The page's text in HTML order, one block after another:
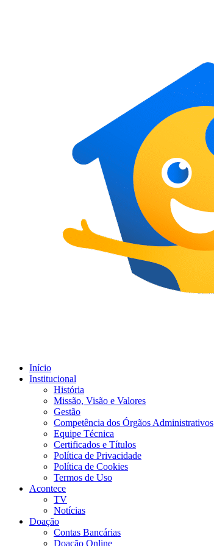
Início
Institucional
História
Missão, Visão e Valores
Gestão
Competência dos Órgãos Administrativos
Equipe Técnica
Certificados e Títulos
Política de Privacidade
Política de Cookies
Termos de Uso
Acontece
TV
Notícias
Doação
Contas Bancárias
Doação Online